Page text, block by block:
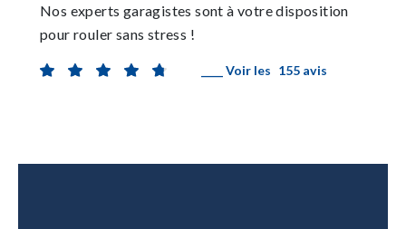
Nos experts garagistes sont à votre disposition
pour rouler sans stress !
____ Voir les 155 avis